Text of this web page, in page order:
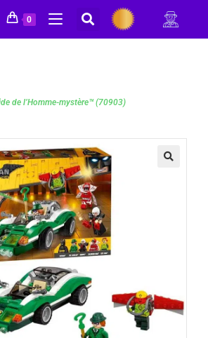
0
de l’Homme-mystère™ (70903)